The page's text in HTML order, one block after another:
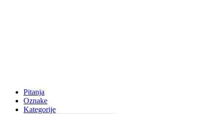
Pitanja
Oznake
Kategorije